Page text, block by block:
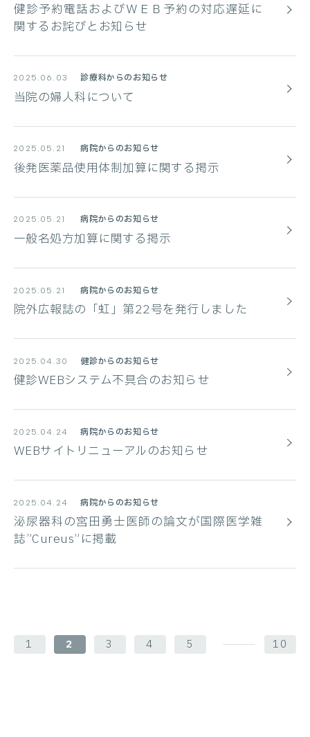
健診予約電話およびＷＥＢ予約の対応遅延に
関するお詫びとお知らせ
2025.06.03 診療科からのお知らせ
当院の婦人科について
2025.05.21 病院からのお知らせ
後発医薬品使用体制加算に関する掲示
2025.05.21 病院からのお知らせ
一般名処方加算に関する掲示
2025.05.21 病院からのお知らせ
院外広報誌の「虹」第22号を発行しました
2025.04.30 健診からのお知らせ
健診WEBシステム不具合のお知らせ
2025.04.24 病院からのお知らせ
WEBサイトリニューアルのお知らせ
2025.04.24 病院からのお知らせ
泌尿器科の宮田勇士医師の論文が国際医学雑
誌”Cureus”に掲載
1 2 3 4 5 10